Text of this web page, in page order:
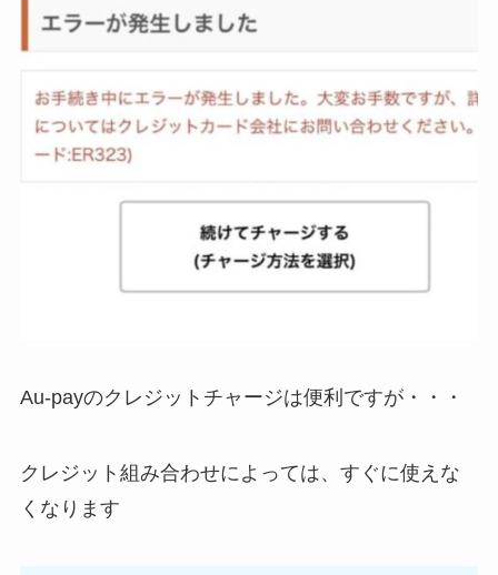
Au-payのクレジットチャージは便利ですが・・・
クレジット組み合わせによっては、すぐに使えな
くなります